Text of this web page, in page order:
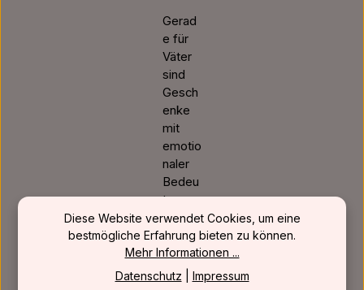
Gerad
e für
Väter
sind
Gesch
enke
mit
emotio
naler
Bedeu
tung
oft
wertvo
ller als
klassis
Diese Website verwendet Cookies, um eine
bestmögliche Erfahrung bieten zu können.
Mehr Informationen ...
Datenschutz
Impressum